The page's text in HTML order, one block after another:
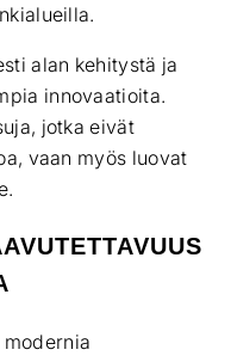
alan kehitystä ja
innovaatioita.
jotka eivät
vaan myös luovat